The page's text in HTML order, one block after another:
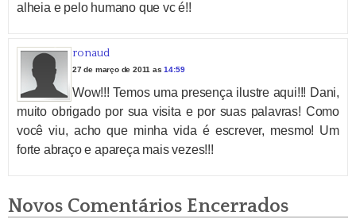
alheia e pelo humano que vc é!!
ronaud
27 de março de 2011 as14:59
Wow!!! Temos uma presença ilustre aqui!!! Dani,
muito obrigado por sua visita e por suas palavras! Como
você viu, acho que minha vida é escrever, mesmo! Um
forte abraço e apareça mais vezes!!!
Novos Comentários Encerrados